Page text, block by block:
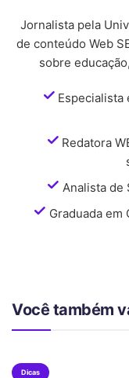
Jornalista pela
de conteúdo Web
sobre
Especialista
Redatora
Analista de
Graduada em
Você também
Dicas